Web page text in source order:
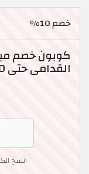
خصم 10%
القدامى حتى 10%
انسخ